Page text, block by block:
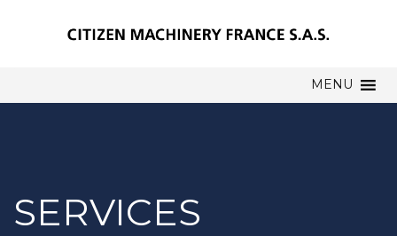
MENU
SERVICES